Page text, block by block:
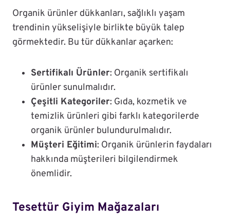
Organik ürünler dükkanları, sağlıklı yaşam
trendinin yükselişiyle birlikte büyük talep
görmektedir. Bu tür dükkanlar açarken:
Sertifikalı Ürünler: Organik sertifikalı
ürünler sunulmalıdır.
Çeşitli Kategoriler: Gıda, kozmetik ve
temizlik ürünleri gibi farklı kategorilerde
organik ürünler bulundurulmalıdır.
Müşteri Eğitimi: Organik ürünlerin faydaları
hakkında müşterileri bilgilendirmek
önemlidir.
Tesettür Giyim Mağazaları